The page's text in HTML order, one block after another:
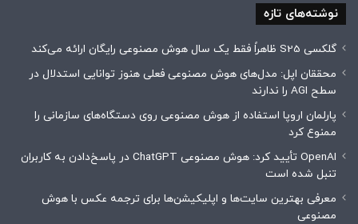
نوشته‌های تازه
گلکسی S25 ظاهراً فقط یک سال هوش مصنوعی رایگان ارائه می‌کند
محققان اپل: مدل‌های هوش مصنوعی فعلی هنوز توانایی استدلال در
سطح AGI را ندارند
پارلمان اروپا استفاده از هوش مصنوعی روی دستگاه‌های سازمانی را
ممنوع کرد
OpenAI تأیید کرد: هوش مصنوعی ChatGPT در پاسخ‌دادن به کاربران
تنبل شده است
معرفی بهترین سایت‌ها و اپلیکیشن‌ها برای ترجمه عکس با هوش
مصنوعی